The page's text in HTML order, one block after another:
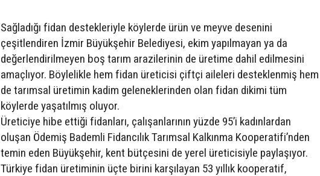
Sağladığı fidan destekleriyle köylerde ürün ve meyve desenini
çeşitlendiren İzmir Büyükşehir Belediyesi, ekim yapılmayan ya da
değerlendirilmeyen boş tarım arazilerinin de üretime dahil edilmesini
amaçlıyor. Böylelikle hem fidan üreticisi çiftçi aileleri desteklenmiş hem
de tarımsal üretimin kadim geleneklerinden olan fidan dikimi tüm
köylerde yaşatılmış oluyor.
Üreticiye hibe ettiği fidanları, çalışanlarının yüzde 95’i kadınlardan
oluşan Ödemiş Bademli Fidancılık Tarımsal Kalkınma Kooperatifi’nden
temin eden Büyükşehir, kent bütçesini de yerel üreticisiyle paylaşıyor.
Türkiye fidan üretiminin üçte birini karşılayan 53 yıllık kooperatif,